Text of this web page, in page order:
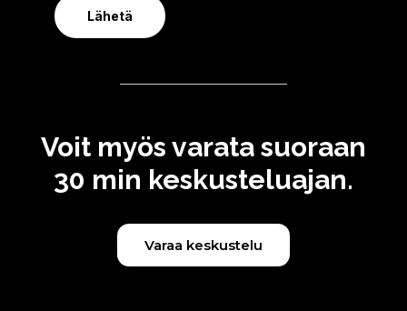
Lähetä
Voit myös varata suoraan
30 min keskusteluajan.
Varaa keskustelu